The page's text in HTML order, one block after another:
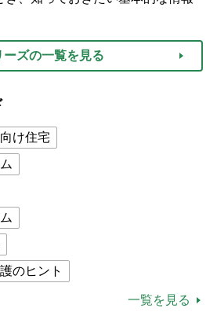
ーズの一覧を見る
け住宅
のヒント
一覧を見る